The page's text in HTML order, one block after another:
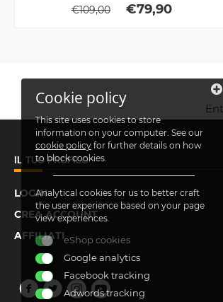
€109,00 €79,90
IL TUO PROFILO
LOGIN
CREA ACCOUNT
AFFILIATI
Cookie policy
This site uses cookies to store
information on your computer. See our
cookie policy for further details on how
to block cookies.
Analytical cookies for us to better craft
the user experience based on your page
view experiences.
eShop cookies
Google analytics
Facebook tracking
Adwords tracking